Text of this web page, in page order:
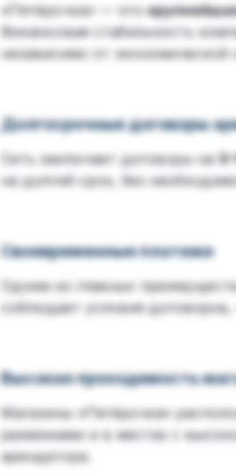
«Пятёрочка» — это
Финансовая стабильность
независимо от экономической
Долгосрочные договоры
Сеть заключает договоры на
на долгий срок, без
Своевременные платежи
Одним из главных
соблюдает условия
Высокая проходимость
Магазины «Пятёрочка»
развязками и в местах с
арендатора.